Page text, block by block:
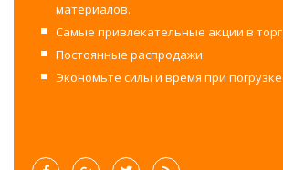
материалов.
Самые привлекательные акции в
Постоянные распродажи.
Экономьте силы и время при